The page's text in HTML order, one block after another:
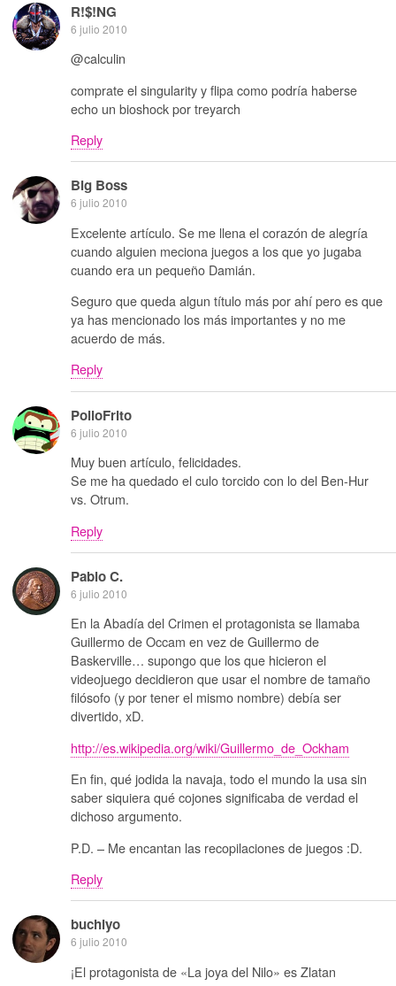
R!$!NG
6 julio 2010
@calculin
comprate el singularity y flipa como podría haberse
echo un bioshock por treyarch
Reply
Big Boss
6 julio 2010
Excelente artículo. Se me llena el corazón de alegría
cuando alguien meciona juegos a los que yo jugaba
cuando era un pequeño Damián.
Seguro que queda algun título más por ahí pero es que
ya has mencionado los más importantes y no me
acuerdo de más.
Reply
PolloFrito
6 julio 2010
Muy buen artículo, felicidades.
Se me ha quedado el culo torcido con lo del Ben-Hur
vs. Otrum.
Reply
Pablo C.
6 julio 2010
En la Abadía del Crimen el protagonista se llamaba
Guillermo de Occam en vez de Guillermo de
Baskerville… supongo que los que hicieron el
videojuego decidieron que usar el nombre de tamaño
filósofo (y por tener el mismo nombre) debía ser
divertido, xD.
http://es.wikipedia.org/wiki/Guillermo_de_Ockham
En fin, qué jodida la navaja, todo el mundo la usa sin
saber siquiera qué cojones significaba de verdad el
dichoso argumento.
P.D. – Me encantan las recopilaciones de juegos :D.
Reply
buchiyo
6 julio 2010
¡El protagonista de «La joya del Nilo» es Zlatan